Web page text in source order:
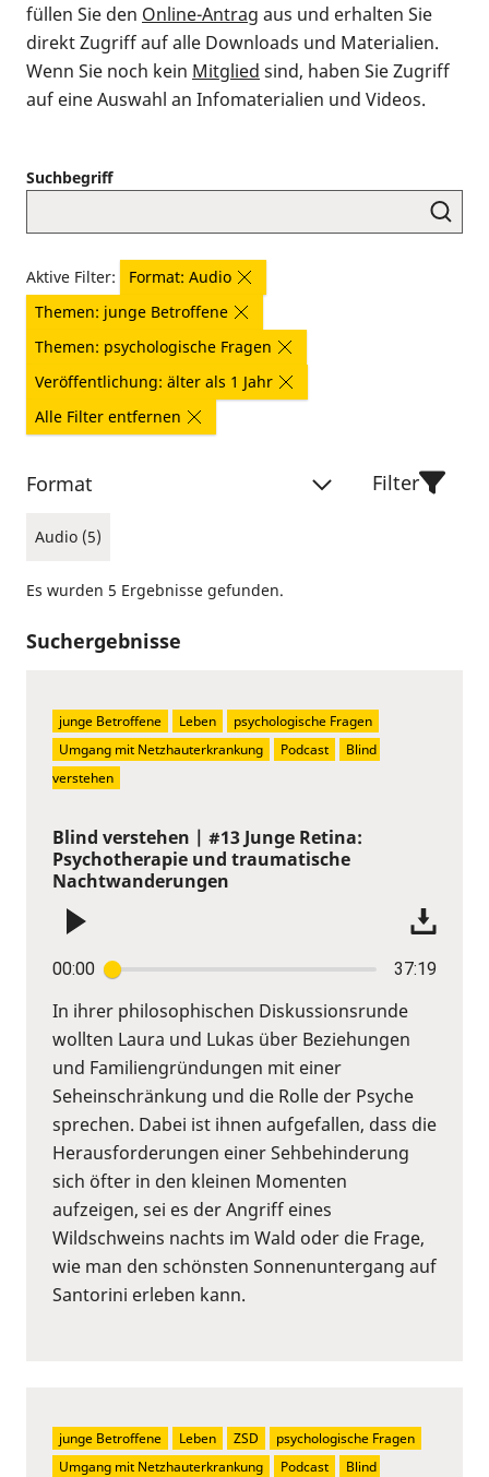
füllen Sie den Online-Antrag aus und erhalten Sie
direkt Zugriff auf alle Downloads und Materialien.
Wenn Sie noch kein Mitglied sind, haben Sie Zugriff
auf eine Auswahl an Infomaterialien und Videos.
Suchbegriff
Aktive Filter:
Format: Audio
Themen: junge Betroffene
Themen: psychologische Fragen
Veröffentlichung: älter als 1 Jahr
Alle Filter entfernen
Format
Audio (5)
Filter
Es wurden 5 Ergebnisse gefunden.
Suchergebnisse
Blind verstehen | #13 Junge Retina:
Psychotherapie und traumatische
Nachtwanderungen
00:00 37:19
In ihrer philosophischen Diskussionsrunde
wollten Laura und Lukas über Beziehungen
und Familiengründungen mit einer
Seheinschränkung und die Rolle der Psyche
sprechen. Dabei ist ihnen aufgefallen, dass die
Herausforderungen einer Sehbehinderung
sich öfter in den kleinen Momenten
aufzeigen, sei es der Angriff eines
Wildschweins nachts im Wald oder die Frage,
wie man den schönsten Sonnenuntergang auf
Santorini erleben kann.
junge Betroffene Leben
psychologische Fragen
Umgang mit Netzhauterkrankung
Podcast
Blind
verstehen
junge Betroffene Leben ZSD
psychologische Fragen
Umgang mit Netzhauterkrankung
Podcast
Blind